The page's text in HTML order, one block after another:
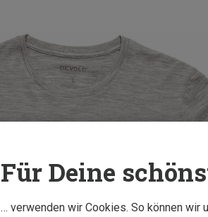
Für Deine
… verwenden wir Cookies. So können wir